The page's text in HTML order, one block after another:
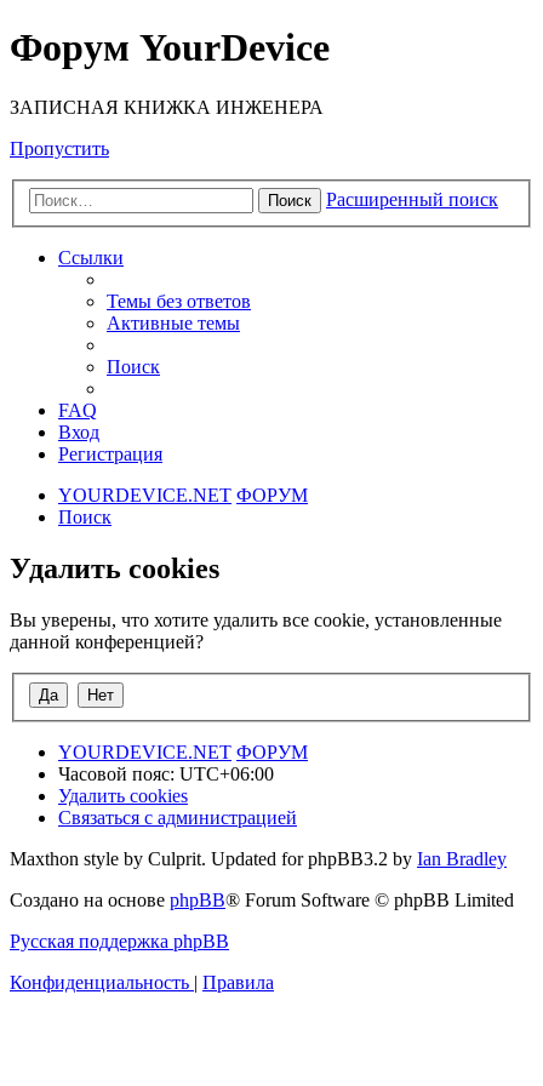
Форум YourDevice
ЗАПИСНАЯ КНИЖКА ИНЖЕНЕРА
Пропустить
Поиск Расширенный поиск
Ссылки
Темы без ответов
Активные темы
Поиск
FAQ
Вход
Регистрация
YOURDEVICE.NET ФОРУМ
Поиск
Удалить cookies
Вы уверены, что хотите удалить все cookie, установленные
данной конференцией?
YOURDEVICE.NET ФОРУМ
Часовой пояс: UTC+06:00
Удалить cookies
Связаться с администрацией
Maxthon style by Culprit. Updated for phpBB3.2 by Ian Bradley
Создано на основе phpBB® Forum Software © phpBB Limited
Русская поддержка phpBB
Конфиденциальность | Правила